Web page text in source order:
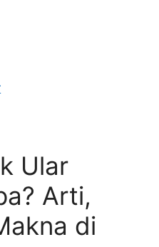
Ular
Arti,
di